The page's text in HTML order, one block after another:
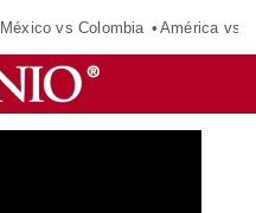
México vs Colombia América vs